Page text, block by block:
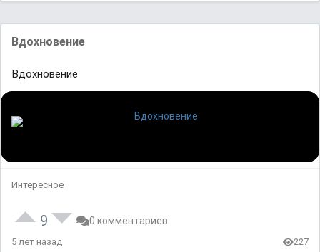
Вдохновение
Вдохновение
Интересное
9 0 комментариев
5 лет назад 227